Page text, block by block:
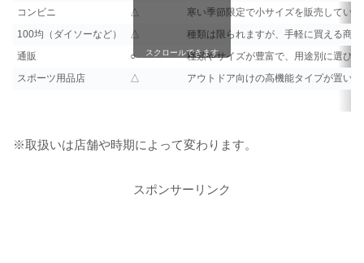
コンビニ
△
寒い季節限定で小サイズを販売してい
100均（ダイソーなど）
△
種類は限られますが、手軽に買える商
通販
○
種類やサイズが豊富で、用途別に選び
スポーツ用品店
△ アウトドア向けの高機能タイプが置い
スクロールできます
※取扱いは店舗や時期によって変わります。
スポンサーリンク